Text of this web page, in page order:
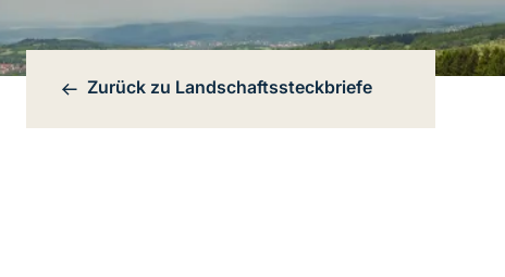
Bereichsnavigation
Zurück zu Landschaftssteckbriefe